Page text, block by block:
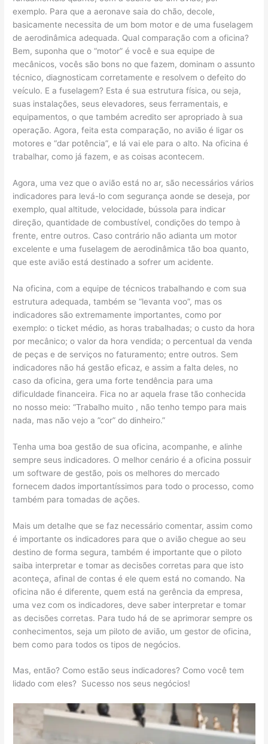
exemplo. Para que a aeronave saia do chão, decole,
basicamente necessita de um bom motor e de uma fuselagem
de aerodinâmica adequada. Qual comparação com a oficina?
Bem, suponha que o “motor” é você e sua equipe de
mecânicos, vocês são bons no que fazem, dominam o assunto
técnico, diagnosticam corretamente e resolvem o defeito do
veículo. E a fuselagem? Esta é sua estrutura física, ou seja,
suas instalações, seus elevadores, seus ferramentais, e
equipamentos, o que também acredito ser apropriado à sua
operação. Agora, feita esta comparação, no avião é ligar os
motores e “dar potência”, e lá vai ele para o alto. Na oficina é
trabalhar, como já fazem, e as coisas acontecem.
Agora, uma vez que o avião está no ar, são necessários vários
indicadores para levá-lo com segurança aonde se deseja, por
exemplo, qual altitude, velocidade, bússola para indicar
direção, quantidade de combustível, condições do tempo à
frente, entre outros. Caso contrário não adianta um motor
excelente e uma fuselagem de aerodinâmica tão boa quanto,
que este avião está destinado a sofrer um acidente.
Na oficina, com a equipe de técnicos trabalhando e com sua
estrutura adequada, também se “levanta voo”, mas os
indicadores são extremamente importantes, como por
exemplo: o ticket médio, as horas trabalhadas; o custo da hora
por mecânico; o valor da hora vendida; o percentual da venda
de peças e de serviços no faturamento; entre outros. Sem
indicadores não há gestão eficaz, e assim a falta deles, no
caso da oficina, gera uma forte tendência para uma
dificuldade financeira. Fica no ar aquela frase tão conhecida
no nosso meio: “Trabalho muito , não tenho tempo para mais
nada, mas não vejo a ”cor” do dinheiro.”
Tenha uma boa gestão de sua oficina, acompanhe, e alinhe
sempre seus indicadores. O melhor cenário é a oficina possuir
um software de gestão, pois os melhores do mercado
fornecem dados importantíssimos para todo o processo, como
também para tomadas de ações.
Mais um detalhe que se faz necessário comentar, assim como
é importante os indicadores para que o avião chegue ao seu
destino de forma segura, também é importante que o piloto
saiba interpretar e tomar as decisões corretas para que isto
aconteça, afinal de contas é ele quem está no comando. Na
oficina não é diferente, quem está na gerência da empresa,
uma vez com os indicadores, deve saber interpretar e tomar
as decisões corretas. Para tudo há de se aprimorar sempre os
conhecimentos, seja um piloto de avião, um gestor de oficina,
bem como para todos os tipos de negócios.
Mas, então? Como estão seus indicadores? Como você tem
lidado com eles? Sucesso nos seus negócios!